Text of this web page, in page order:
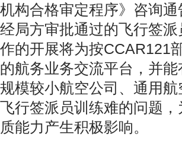
机构合格审定程序》咨询
经局方审批通过的飞行签
作的开展将为按CCAR121
的航务业务交流平台，并
规模较小航空公司、通用
飞行签派员训练难的问题
质能力产生积极影响。